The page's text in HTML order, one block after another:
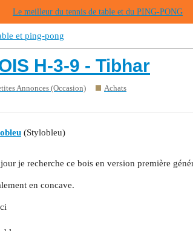
Le meilleur du tennis de table et du PING-PONG
et ping-pong
H-3-9 - Tibhar
Annonces (Occasion) Achats
(Stylobleu)
je recherche ce bois en version première
en concave.